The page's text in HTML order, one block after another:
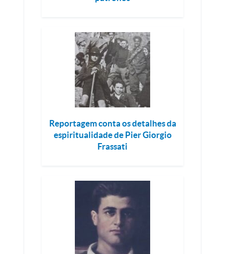
Reportagem conta os detalhes da
espiritualidade de Pier Giorgio
Frassati